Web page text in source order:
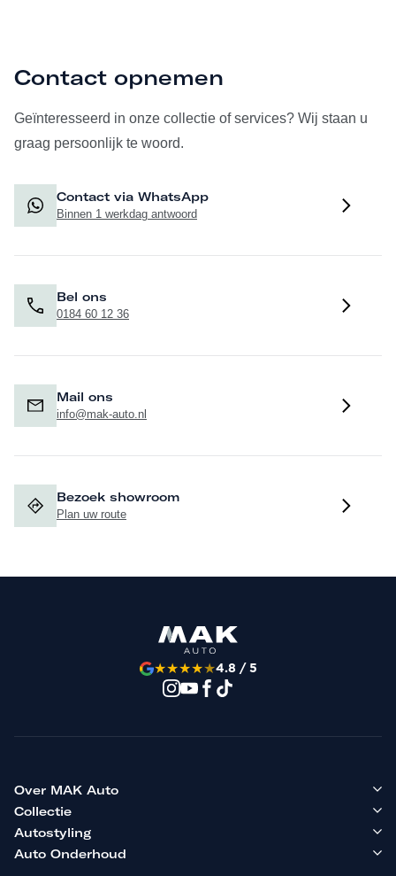
Contact opnemen
Geïnteresseerd in onze collectie of services? Wij staan u
graag persoonlijk te woord.
Contact via WhatsApp
Binnen 1 werkdag antwoord
Bel ons
0184 60 12 36
Mail ons
info@mak-auto.nl
Bezoek showroom
Plan uw route
★★★★★4.8 / 5
Over MAK Auto
Collectie
Autostyling
Auto Onderhoud